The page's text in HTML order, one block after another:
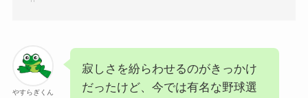
やすらぎくん
寂しさを紛らわせるのがきっかけ
だったけど、今では有名な野球選